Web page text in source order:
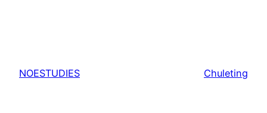
NOESTUDIES Chuleting